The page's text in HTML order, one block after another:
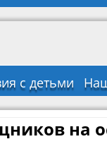
с детьми
на